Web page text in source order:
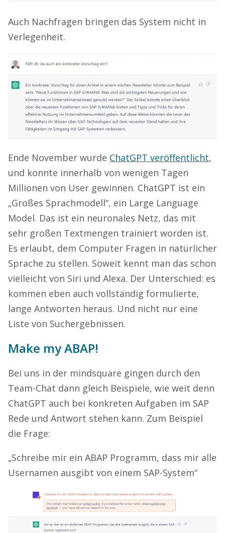
Auch Nachfragen bringen das System nicht in
Verlegenheit.
Ende November wurde ChatGPT veröffentlicht,
und konnte innerhalb von wenigen Tagen
Millionen von User gewinnen. ChatGPT ist ein
„Großes Sprachmodell“, ein Large Language
Model. Das ist ein neuronales Netz, das mit
sehr großen Textmengen trainiert worden ist.
Es erlaubt, dem Computer Fragen in natürlicher
Sprache zu stellen. Soweit kennt man das schon
vielleicht von Siri und Alexa. Der Unterschied: es
kommen eben auch vollständig formulierte,
lange Antworten heraus. Und nicht nur eine
Liste von Suchergebnissen.
Make my ABAP!
Bei uns in der mindsquare gingen durch den
Team-Chat dann gleich Beispiele, wie weit denn
ChatGPT auch bei konkreten Aufgaben im SAP
Rede und Antwort stehen kann. Zum Beispiel
die Frage:
„Schreibe mir ein ABAP Programm, dass mir alle
Usernamen ausgibt von einem SAP-System“